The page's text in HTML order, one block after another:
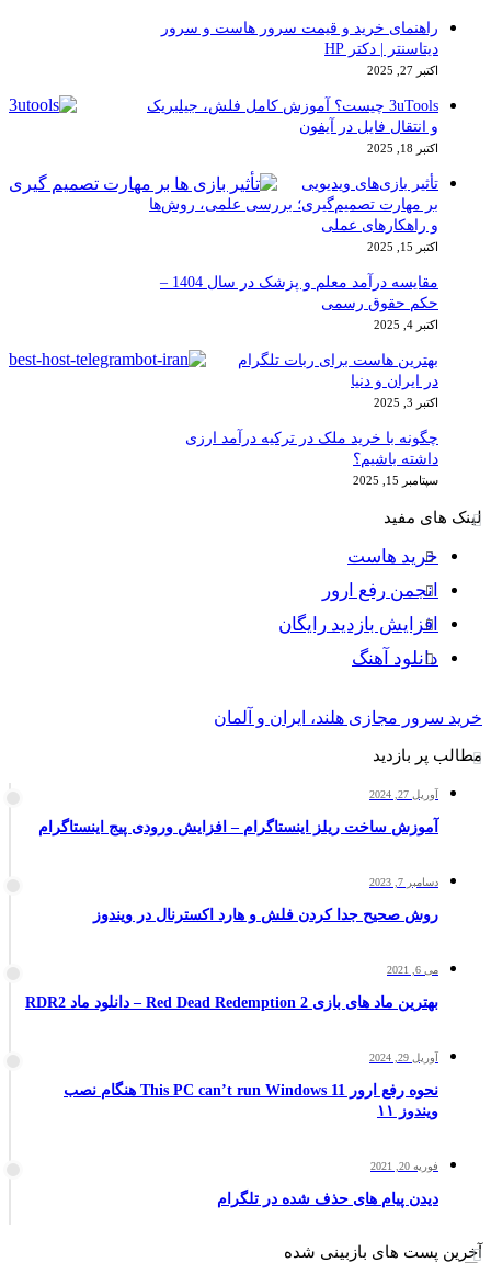
راهنمای خرید و قیمت سرور هاست و سرور
دیتاسنتر | دکتر HP
اکتبر 27, 2025
3uTools چیست؟ آموزش کامل فلش، جیلبریک
و انتقال فایل در آیفون
اکتبر 18, 2025
تأثیر بازی‌های ویدیویی
بر مهارت تصمیم‌گیری؛ بررسی علمی، روش‌ها
و راهکارهای عملی
اکتبر 15, 2025
مقایسه درآمد معلم و پزشک در سال 1404 –
حکم حقوق رسمی
اکتبر 4, 2025
بهترین هاست برای ربات تلگرام
در ایران و دنیا
اکتبر 3, 2025
چگونه با خرید ملک در ترکیه درآمد ارزی
داشته باشیم؟
سپتامبر 15, 2025
لینک های مفید
خرید هاست
انجمن رفع ارور
افزایش بازدید رایگان
دانلود آهنگ
خرید سرور مجازی هلند، ایران و آلمان
مطالب پر بازدید
آوریل 27, 2024
آموزش ساخت ریلز اینستاگرام – افزایش ورودی پیج اینستاگرام
دسامبر 7, 2023
روش صحیح جدا کردن فلش و هارد اکسترنال در ویندوز
می 6, 2021
بهترین ماد های بازی Red Dead Redemption 2 – دانلود ماد RDR2
آوریل 29, 2024
نحوه رفع ارور This PC can’t run Windows 11 هنگام نصب
ویندوز ۱۱
فوریه 20, 2021
دیدن پیام های حذف شده در تلگرام
آخرین پست های بازبینی شده